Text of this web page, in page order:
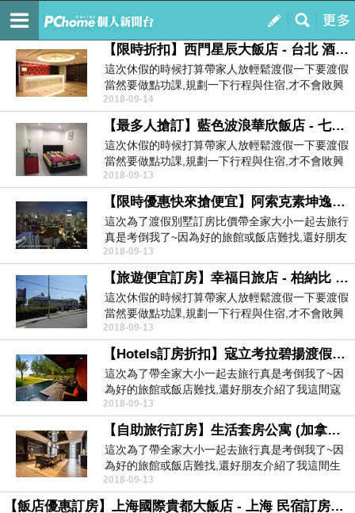
我的
訂閱
購物天堂
【限時折扣】西門星辰大飯店 - 台北 酒店限時預訂優惠
這次休假的時候打算帶家人放輕鬆渡假一下要渡假
當然要做點功課,規劃一下行程與住宿,才不會敗興
而歸於是我...
2018-09-14
【最多人搶訂】藍色波浪華欣飯店 - 七岩 渡假村預訂優惠
這次休假的時候打算帶家人放輕鬆渡假一下要渡假
當然要做點功課,規劃一下行程與住宿,才不會敗興
預訂旅館限...
2018-09-13
【限時優惠快來搶便宜】阿索克素坤逸住宅飯店 - 曼谷 渡假別墅訂房比價
這次為了渡假別墅訂房比價帶全家大小一起去旅行
真是考倒我了~因為好的旅館或飯店難找,還好朋友
預訂渡假村...
2018-09-13
【旅遊便宜訂房】幸福日旅店 - 柏納比 自助旅行省錢訂房
這次休假的時候打算帶家人放輕鬆渡假一下要渡假
當然要做點功課,規劃一下行程與住宿,才不會敗興
而歸於是我...
2018-09-13
【Hotels訂房折扣】寇立考拉碧揚渡假村 - 限成人 - 塔庫巴 便宜自由行訂房折扣
這次為了帶全家大小一起去旅行真是考倒我了~因
為好的旅館或飯店難找,還好朋友介紹了我這間寇
立考拉碧揚渡...
2018-09-13
【自助旅行訂房】生活套房公寓 (加拿大國家電視塔) - 多倫多 離火車站近的民宿
這次為了帶全家大小一起去旅行真是考倒我了~因
為好的旅館或飯店難找,還好朋友介紹了我這間生
活套房公寓 ...
2018-09-13
【飯店優惠訂房】上海國際貴都大飯店 - 上海 民宿訂房費用